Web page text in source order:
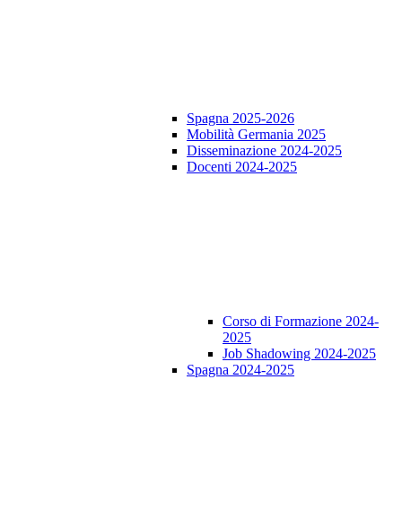
Spagna 2025-2026
Mobilità Germania 2025
Disseminazione 2024-2025
Docenti 2024-2025
Corso di Formazione 2024-
2025
Job Shadowing 2024-2025
Spagna 2024-2025